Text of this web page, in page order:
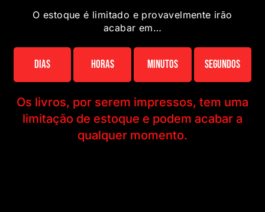
O estoque é limitado e provavelmente irão
acabar em…
Dias Horas Minutos Segundos
Os livros, por serem impressos, tem uma
limitação de estoque e podem acabar a
qualquer momento.